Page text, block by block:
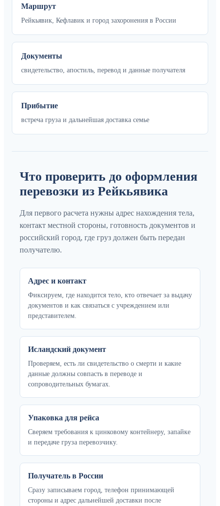
Маршрут
Рейкьявик, Кефлавик и город захоронения в России
Документы
свидетельство, апостиль, перевод и данные получателя
Прибытие
встреча груза и дальнейшая доставка семье
Что проверить до оформления
перевозки из Рейкьявика
Для первого расчета нужны адрес нахождения тела,
контакт местной стороны, готовность документов и
российский город, где груз должен быть передан
получателю.
Адрес и контакт
Фиксируем, где находится тело, кто отвечает за выдачу
документов и как связаться с учреждением или
представителем.
Исландский документ
Проверяем, есть ли свидетельство о смерти и какие
данные должны совпасть в переводе и
сопроводительных бумагах.
Упаковка для рейса
Сверяем требования к цинковому контейнеру, запайке
и передаче груза перевозчику.
Получатель в России
Сразу записываем город, телефон принимающей
стороны и адрес дальнейшей доставки после